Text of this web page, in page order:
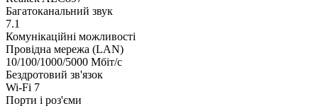
Багатоканальний звук
7.1
Комунікаційні можливості
Провідна мережа (LAN)
10/100/1000/5000 Мбіт/с
Бездротовий зв'язок
Wi-Fi 7
Порти і роз'єми